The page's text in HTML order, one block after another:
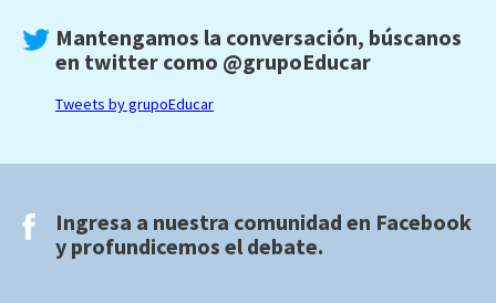
Mantengamos la conversación, búscanos
en twitter como @grupoEducar
Tweets by grupoEducar
Ingresa a nuestra comunidad en Facebook
y profundicemos el debate.